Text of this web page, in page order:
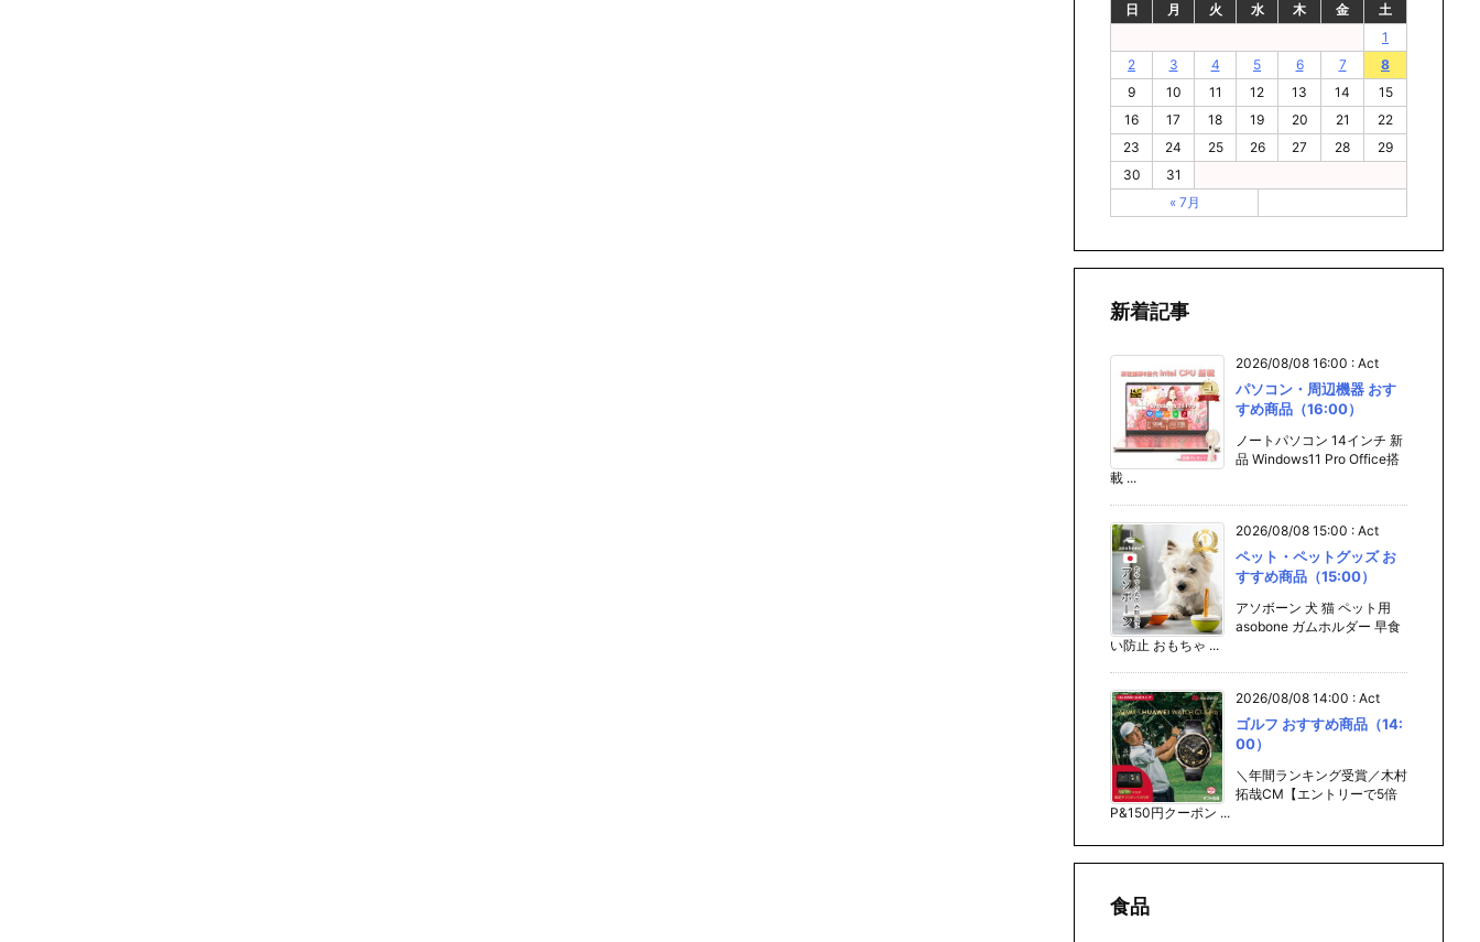
日
月 火 水 木 金
土
1
2
3 4 5 6 7
8
9
10 11 12 13 14
15
16
17 18 19 20 21
22
23
24 25 26 27 28
29
30
31
« 7月
新着記事
2026/08/08 16:00 : Act
パソコン・周辺機器 おす
すめ商品（16:00）
ノートパソコン 14インチ 新
品 Windows11 Pro Office搭
載 ...
2026/08/08 15:00 : Act
ペット・ペットグッズ お
すすめ商品（15:00）
アソボーン 犬 猫 ペット用
asobone ガムホルダー 早食
い防止 おもちゃ ...
2026/08/08 14:00 : Act
ゴルフ おすすめ商品（14:
00）
＼年間ランキング受賞／木村
拓哉CM【エントリーで5倍
P&150円クーポン ...
食品